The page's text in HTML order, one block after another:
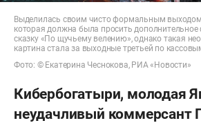
Выделилась своим чисто формальным
которая должна была просить
сказку «По щучьему велению», однако такая
картина стала за выходные третьей по
Фото: © Екатерина Чеснокова, РИА «Новости»
Кибербогатыри, молодая
неудачливый коммерсант